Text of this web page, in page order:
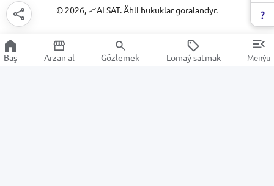
© 2026, 📈ALSAT. Ähli hukuklar goralandyr.
Baş Arzan al Gözlemek Lomaý satmak Menýu